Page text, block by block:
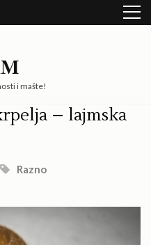
i mašte!
– lajmska
Razno